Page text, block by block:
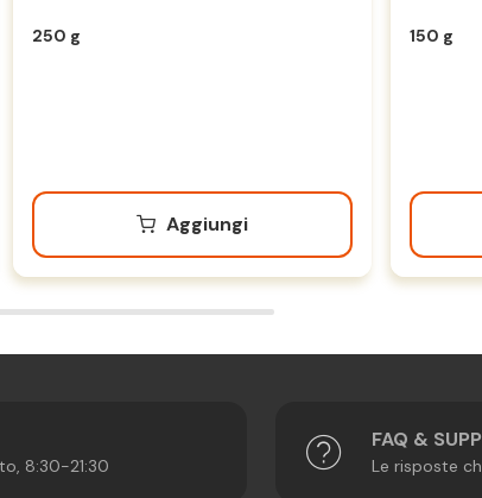
250 g
Aggiungi
150 g
8:30-21:30
FAQ &
Le risposte